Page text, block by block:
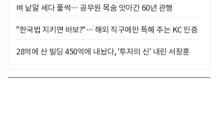
벼 낱알 세다 풀썩… 공무원 목숨 앗아간 60년 관행
"한국법 지키면 바보?"… 해외 직구에만 특혜 주는 KC 인증
28억에 산 빌딩 450억에 내놨다, '투자의 신' 내린 서장훈